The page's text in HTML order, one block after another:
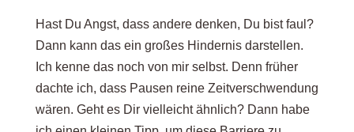
Hast Du Angst, dass andere denken, Du bist faul?
Dann kann das ein großes Hindernis darstellen.
Ich kenne das noch von mir selbst. Denn früher
dachte ich, dass Pausen reine Zeitverschwendung
wären. Geht es Dir vielleicht ähnlich? Dann habe